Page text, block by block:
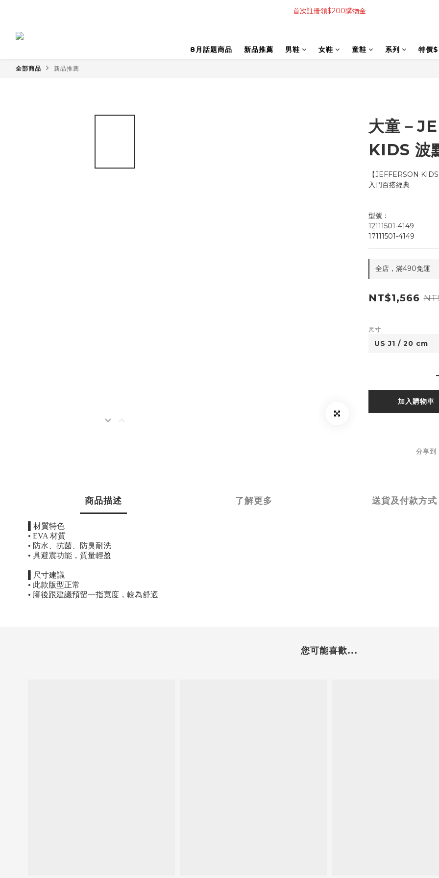
首次註冊領$200購物金
8月話題商品 新品推薦 男鞋 女鞋 童鞋 系列 特價
全部商品 新品推薦
大童－
KIDS 波
【JEFFERSON
入門百搭經典
型號：
12111501-4149
17111501-4149
全店，滿490免運
NT$1,566
尺寸
加入購物車
分享到
商品描述 了解更多 送貨及付款方式
材質特色
• EVA 材質
• 防水、抗菌、防臭耐洗
• 具避震功能，質量輕盈
尺寸建議
• 此款版型正常
• 腳後跟建議預留一指寬度，較為舒適
您可能喜歡...